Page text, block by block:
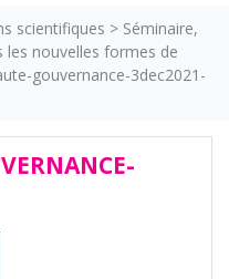
scientifiques > Séminaire,
les nouvelles formes de
gouvernance-3dec2021-